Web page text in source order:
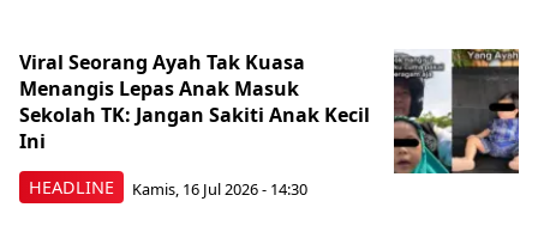
HEADLINE
Viral Seorang Ayah Tak Kuasa
Menangis Lepas Anak Masuk
Sekolah TK: Jangan Sakiti Anak Kecil
Ini
Kamis, 16 Jul 2026 - 14:30